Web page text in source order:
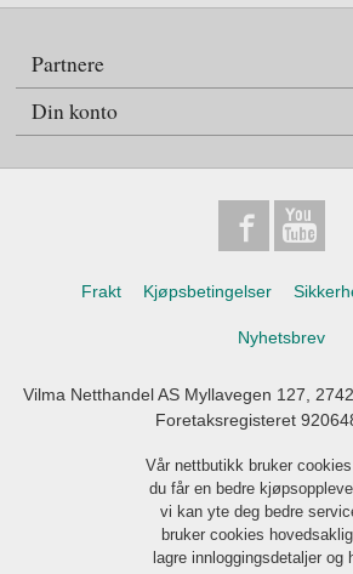
Partnere
Din konto
Frakt Kjøpsbetingelser
Nyhetsbrev
Vilma Netthandel AS Myllavegen 127,
Foretaksregisteret
Vår nettbutikk bruker
du får en bedre
vi kan yte deg bedre
bruker cookies
lagre innloggingsdetaljer og